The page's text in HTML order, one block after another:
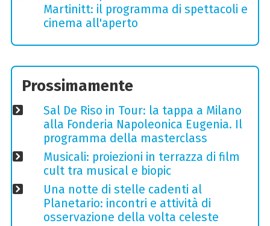
Martinitt: il programma di spettacoli e
cinema all'aperto
Prossimamente
Sal De Riso in Tour: la tappa a Milano
alla Fonderia Napoleonica Eugenia. Il
programma della masterclass
Musicali: proiezioni in terrazza di film
cult tra musical e biopic
Una notte di stelle cadenti al
Planetario: incontri e attività di
osservazione della volta celeste